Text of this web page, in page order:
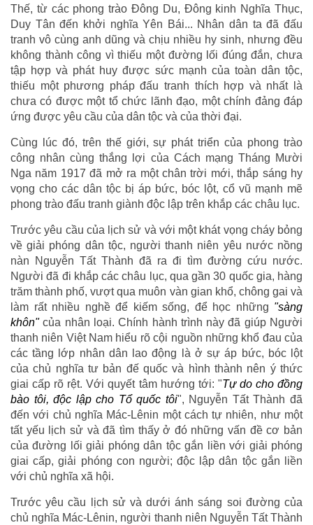
Thế, từ các phong trào Đông Du, Đông kinh Nghĩa Thục,
Duy Tân đến khởi nghĩa Yên Bái... Nhân dân ta đã đấu
tranh vô cùng anh dũng và chịu nhiều hy sinh, nhưng đều
không thành công vì thiếu một đường lối đúng đắn, chưa
tập hợp và phát huy được sức mạnh của toàn dân tộc,
thiếu một phương pháp đấu tranh thích hợp và nhất là
chưa có được một tổ chức lãnh đạo, một chính đảng đáp
ứng được yêu cầu của dân tộc và của thời đại.
Cùng lúc đó, trên thế giới, sự phát triển của phong trào
công nhân cùng thắng lợi của Cách mạng Tháng Mười
Nga năm 1917 đã mở ra một chân trời mới, thắp sáng hy
vọng cho các dân tộc bị áp bức, bóc lột, cổ vũ mạnh mẽ
phong trào đấu tranh giành độc lập trên khắp các châu lục.
Trước yêu cầu của lịch sử và với một khát vọng cháy bỏng
về giải phóng dân tộc, người thanh niên yêu nước nồng
nàn Nguyễn Tất Thành đã ra đi tìm đường cứu nước.
Người đã đi khắp các châu lục, qua gần 30 quốc gia, hàng
trăm thành phố, vượt qua muôn vàn gian khổ, chông gai và
làm rất nhiều nghề để kiếm sống, để học những "sàng
khôn"của nhân loại. Chính hành trình này đã giúp Người
thanh niên Việt Nam hiểu rõ cội nguồn những khổ đau của
các tầng lớp nhân dân lao động là ở sự áp bức, bóc lột
của chủ nghĩa tư bản đế quốc và hình thành nên ý thức
giai cấp rõ rệt. Với quyết tâm hướng tới: "Tự do cho đồng
bào tôi, độc lập cho Tổ quốc tôi", Nguyễn Tất Thành đã
đến với chủ nghĩa Mác-Lênin một cách tự nhiên, như một
tất yếu lịch sử và đã tìm thấy ở đó những vấn đề cơ bản
của đường lối giải phóng dân tộc gắn liền với giải phóng
giai cấp, giải phóng con người; độc lập dân tộc gắn liền
với chủ nghĩa xã hội.
Trước yêu cầu lịch sử và dưới ánh sáng soi đường của
chủ nghĩa Mác-Lênin, người thanh niên Nguyễn Tất Thành